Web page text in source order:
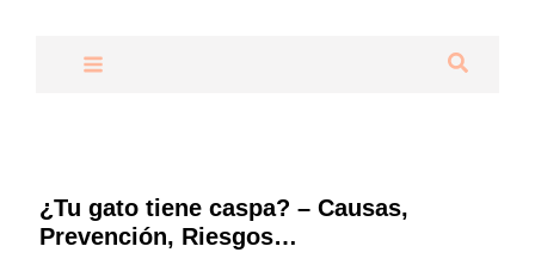
Buscar
¿Tu gato tiene caspa? – Causas,
Prevención, Riesgos…